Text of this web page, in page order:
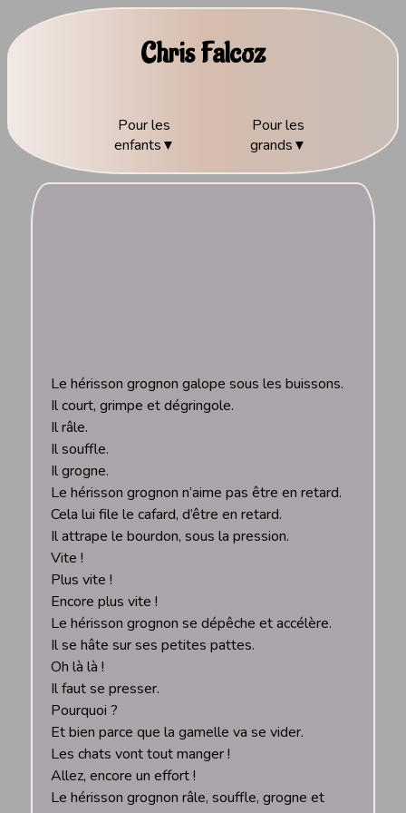
Chris Falcoz
Pour les
enfants
Pour les
grands
Le hérisson grognon galope sous les buissons.
Il court, grimpe et dégringole.
Il râle.
Il souffle.
Il grogne.
Le hérisson grognon n’aime pas être en retard.
Cela lui file le cafard, d’être en retard.
Il attrape le bourdon, sous la pression.
Vite !
Plus vite !
Encore plus vite !
Le hérisson grognon se dépêche et accélère.
Il se hâte sur ses petites pattes.
Oh là là !
Il faut se presser.
Pourquoi ?
Et bien parce que la gamelle va se vider.
Les chats vont tout manger !
Allez, encore un effort !
Le hérisson grognon râle, souffle, grogne et